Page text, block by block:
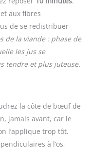
aux fibres
de se redistribuer
de la viande : phase de
les jus se
tendre et plus juteuse.
la côte de bœuf de
jamais avant, car le
l’applique trop tôt.
à l’os,